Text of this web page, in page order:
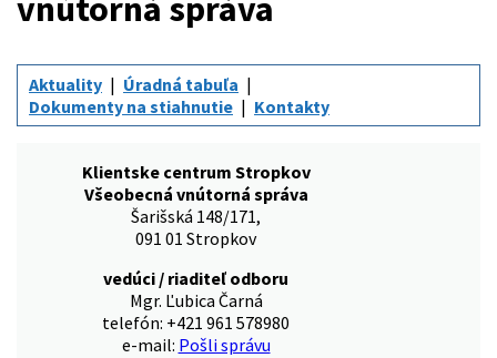
vnútorná správa
Aktuality
Úradná tabuľa
Dokumenty na stiahnutie
Kontakty
Klientske centrum Stropkov
Všeobecná vnútorná správa
Šarišská 148/171,
091 01 Stropkov
vedúci / riaditeľ odboru
Mgr. Ľubica Čarná
telefón: +421 961 578980
e-mail: Pošli správu